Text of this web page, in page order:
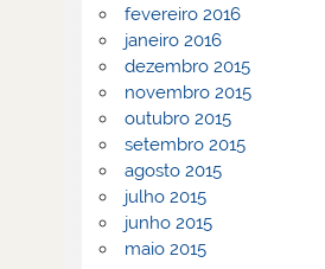
fevereiro 2016
janeiro 2016
dezembro 2015
novembro 2015
outubro 2015
setembro 2015
agosto 2015
julho 2015
junho 2015
maio 2015